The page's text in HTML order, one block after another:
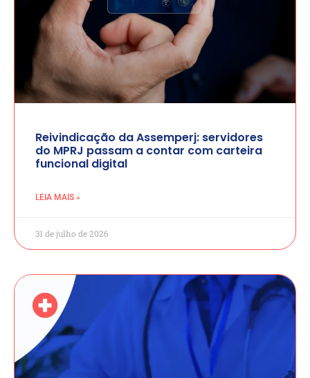
Reivindicação da Assemperj: servidores
do MPRJ passam a contar com carteira
funcional digital
LEIA MAIS »
31 de julho de 2026